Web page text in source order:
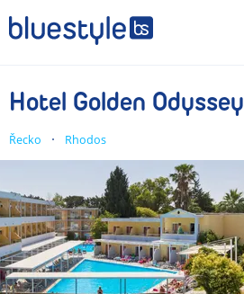
Hotel Golden Odyssey
Řecko Rhodos